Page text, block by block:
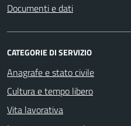
Documenti e dati
CATEGORIE DI SERVIZIO
Anagrafe e stato civile
Cultura e tempo libero
Vita lavorativa